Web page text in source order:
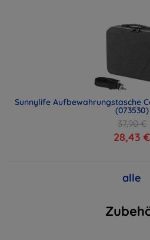
Sunnylife Aufbewahrungstasche
(073530)
37,90 €
28,43 €
alle